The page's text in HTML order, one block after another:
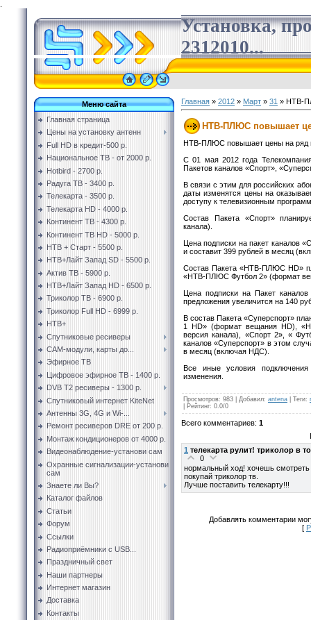
Установка,
2312010...
Меню сайта
Главная страница
Цены на установку антенн
Full HD в кредит-500 р.
Национальное ТВ - от 2000 р.
Hotbird - 2700 р.
Радуга ТВ - 3400 р.
Телекарта - 3500 р.
Телекарта HD - 4000 р.
Континент ТВ - 4300 р.
Континент ТВ HD - 5000 р.
НТВ + Старт - 5500 р.
НТВ+Лайт Запад SD - 5500 р.
Актив ТВ - 5900 р.
НТВ+Лайт Запад HD - 6500 р.
Триколор ТВ - 6900 р.
Триколор Full HD - 6999 р.
НТВ+
Спутниковые ресиверы
CAM-модули, карты до...
Эфирное ТВ
Цифровое эфирное ТВ - 1400 р.
DVB T2 ресиверы - 1300 р.
Спутниковый интернет KiteNet
Антенны 3G, 4G и Wi-...
Ремонт ресиверов DRE от 200 р.
Монтаж кондиционеров от 4000 р.
Видеонаблюдение-установи сам
Охранные сигнализации-установи
сам
Знаете ли Вы?
Каталог файлов
Статьи
Форум
Ссылки
Радиоприёмники с USB...
Праздничный свет
Наши партнеры
Интернет магазин
Доставка
Контакты
Главная » 2012 » Март » 31 » НТВ-
НТВ-ПЛЮС повышает
НТВ-ПЛЮС повышает цены на ряд
С 01 мая 2012 года
Пакетов каналов «Спорт»,
В связи с этим для российских
даты изменятся цены на
доступу к телевизионным
Состав Пакета «Спорт»
канала).
Цена подписки на пакет каналов
и составит 399 рублей в месяц
Состав Пакета «НТВ-ПЛЮС HD»
«НТВ-ПЛЮС Футбол 2» (формат
Цена подписки на Пакет
предложения увеличится на 140
В состав Пакета «Суперспорт»
1 HD» (формат вещания HD),
версия канала), «Спорт 2», «
каналов «Суперспорт» в этом
в месяц (включая НДС).
Все иные условия
изменения.
Просмотров: 983 Добавил: antena Теги:
Рейтинг: 0.0/0
Всего комментариев: 1
1 телекарта рулит! триколор в
0
нормальный ход! хочешь
покупай триколор тв.
Лучше поставить телекарту!!!
Добавлять комментарии
[